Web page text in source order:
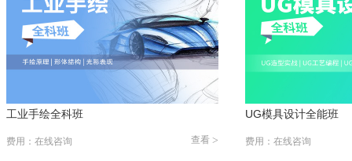
工业手绘全科班
查看 >
费用：在线咨询
UG模具设计全能班
费用：在线咨询